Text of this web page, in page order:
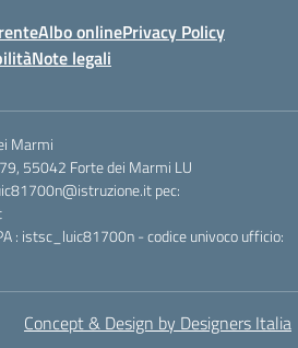
Albo onlinePrivacy Policy
Note legali
Marmi
55042 Forte dei Marmi LU
pec:
: istsc_luic81700n - codice univoco ufficio:
Concept & Design by Designers Italia